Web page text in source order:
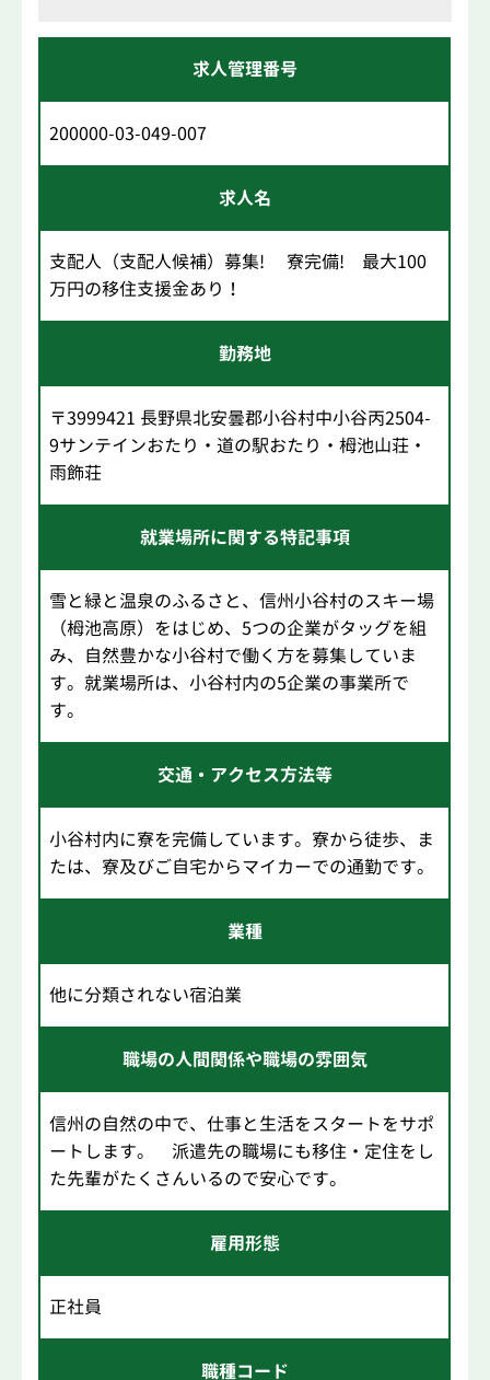
求人管理番号
200000-03-049-007
求人名
支配人（支配人候補）募集! 寮完備! 最大100
万円の移住支援金あり！
勤務地
〒3999421 長野県北安曇郡小谷村中小谷丙2504-
9サンテインおたり・道の駅おたり・栂池山荘・
雨飾荘
就業場所に関する特記事項
雪と緑と温泉のふるさと、信州小谷村のスキー場
（栂池高原）をはじめ、5つの企業がタッグを組
み、自然豊かな小谷村で働く方を募集していま
す。就業場所は、小谷村内の5企業の事業所で
す。
交通・アクセス方法等
小谷村内に寮を完備しています。寮から徒歩、ま
たは、寮及びご自宅からマイカーでの通勤です。
業種
他に分類されない宿泊業
職場の人間関係や職場の雰囲気
信州の自然の中で、仕事と生活をスタートをサポ
ートします。 派遣先の職場にも移住・定住をし
た先輩がたくさんいるので安心です。
雇用形態
正社員
職種コード